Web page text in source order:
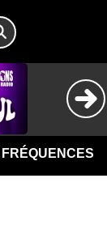
FRÉQUENCES